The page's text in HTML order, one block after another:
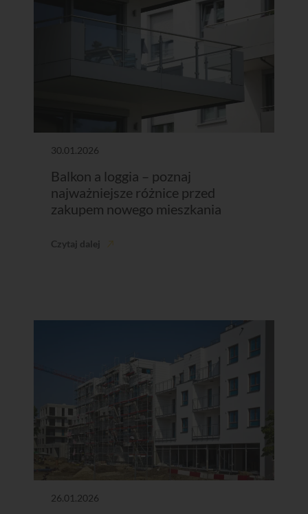
30.01.2026
Balkon a loggia – poznaj
najważniejsze różnice przed
zakupem nowego mieszkania
Czytaj dalej
26.01.2026